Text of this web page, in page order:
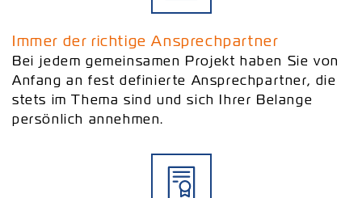
Immer der richtige Ansprechpartner
Bei jedem gemeinsamen Projekt haben Sie von
Anfang an fest definierte Ansprechpartner, die
stets im Thema sind und sich Ihrer Belange
persönlich annehmen.